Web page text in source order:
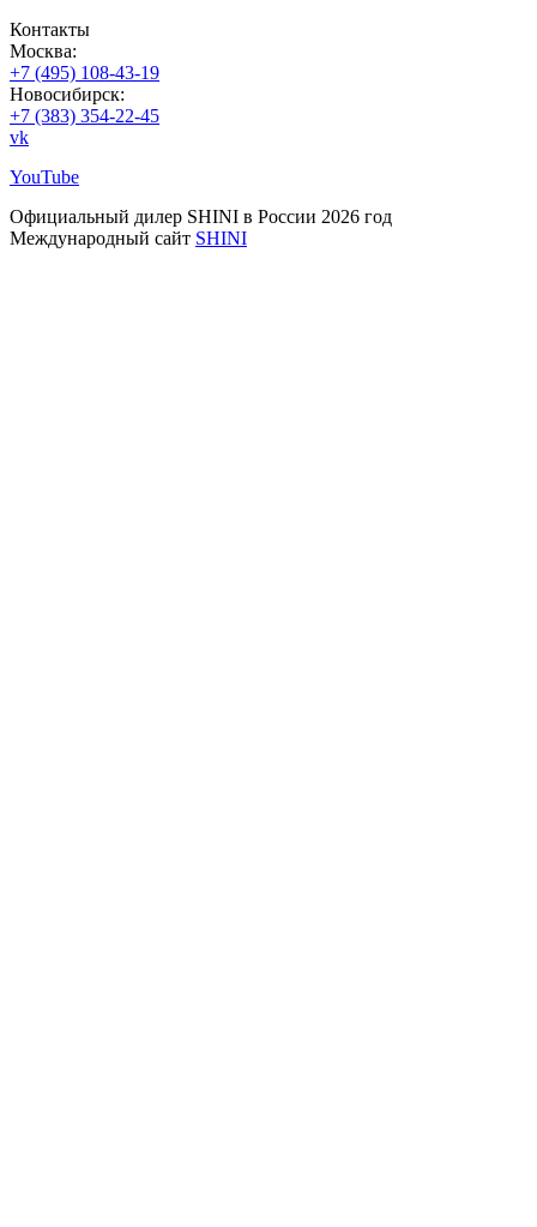
Контакты
Москва:
+7 (495) 108-43-19
Новосибирск:
+7 (383) 354-22-45
vk
YouTube
Официальный дилер SHINI в России 2026 год
Международный сайт SHINI